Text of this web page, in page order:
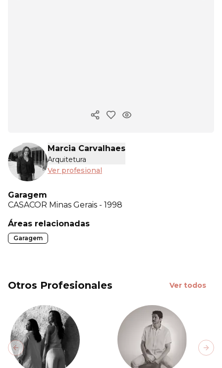
Copiar enlace
Marcia Carvalhaes
Arquitetura
Ver profesional
Garagem
CASACOR Minas Gerais - 1998
Áreas relacionadas
Garagem
Otros Profesionales Ver todos
Previous slide